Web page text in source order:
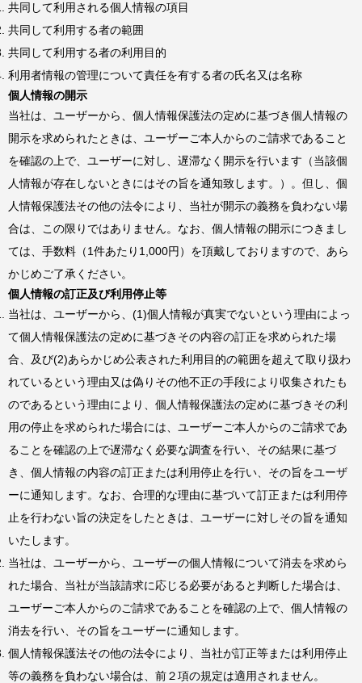
共同して利用される個人情報の項目
共同して利用する者の範囲
共同して利用する者の利用目的
利用者情報の管理について責任を有する者の氏名又は名称
個人情報の開示
当社は、ユーザーから、個人情報保護法の定めに基づき個人情報の
開示を求められたときは、ユーザーご本人からのご請求であること
を確認の上で、ユーザーに対し、遅滞なく開示を行います（当該個
人情報が存在しないときにはその旨を通知致します。）。但し、個
人情報保護法その他の法令により、当社が開示の義務を負わない場
合は、この限りではありません。なお、個人情報の開示につきまし
ては、手数料（1件あたり1,000円）を頂戴しておりますので、あら
かじめご了承ください。
個人情報の訂正及び利用停止等
当社は、ユーザーから、(1)個人情報が真実でないという理由によっ
て個人情報保護法の定めに基づきその内容の訂正を求められた場
合、及び(2)あらかじめ公表された利用目的の範囲を超えて取り扱わ
れているという理由又は偽りその他不正の手段により収集されたも
のであるという理由により、個人情報保護法の定めに基づきその利
用の停止を求められた場合には、ユーザーご本人からのご請求であ
ることを確認の上で遅滞なく必要な調査を行い、その結果に基づ
き、個人情報の内容の訂正または利用停止を行い、その旨をユーザ
ーに通知します。なお、合理的な理由に基づいて訂正または利用停
止を行わない旨の決定をしたときは、ユーザーに対しその旨を通知
いたします。
当社は、ユーザーから、ユーザーの個人情報について消去を求めら
れた場合、当社が当該請求に応じる必要があると判断した場合は、
ユーザーご本人からのご請求であることを確認の上で、個人情報の
消去を行い、その旨をユーザーに通知します。
個人情報保護法その他の法令により、当社が訂正等または利用停止
等の義務を負わない場合は、前２項の規定は適用されません。